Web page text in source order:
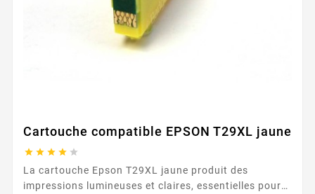
Cartouche compatible EPSON T29XL jaune
    
La cartouche Epson T29XL jaune produit des
impressions lumineuses et claires, essentielles pour